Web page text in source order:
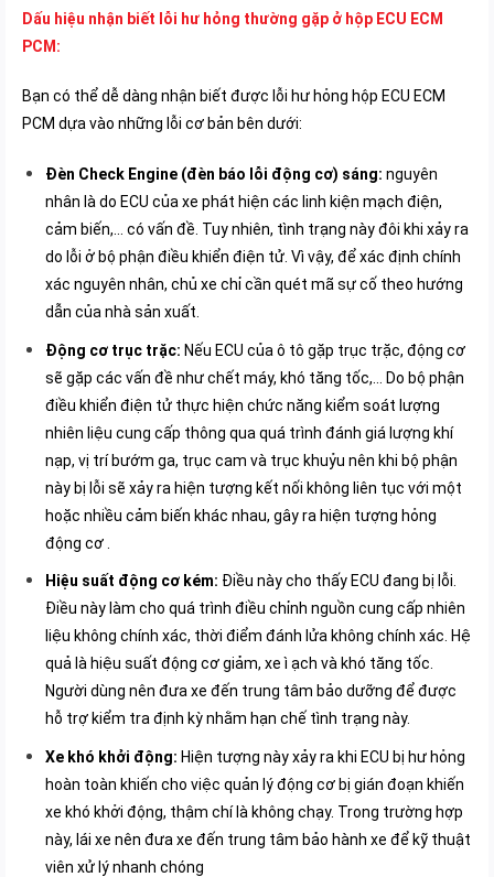
Dấu hiệu nhận biết lỗi hư hỏng thường gặp ở hộp ECU ECM
PCM:
Bạn có thể dễ dàng nhận biết được lỗi hư hỏng hộp ECU ECM
PCM dựa vào những lỗi cơ bản bên dưới:
Đèn Check Engine (đèn báo lỗi động cơ) sáng: nguyên
nhân là do ECU của xe phát hiện các linh kiện mạch điện,
cảm biến,… có vấn đề. Tuy nhiên, tình trạng này đôi khi xảy ra
do lỗi ở bộ phận điều khiển điện tử. Vì vậy, để xác định chính
xác nguyên nhân, chủ xe chỉ cần quét mã sự cố theo hướng
dẫn của nhà sản xuất.
Động cơ trục trặc: Nếu ECU của ô tô gặp trục trặc, động cơ
sẽ gặp các vấn đề như chết máy, khó tăng tốc,… Do bộ phận
điều khiển điện tử thực hiện chức năng kiểm soát lượng
nhiên liệu cung cấp thông qua quá trình đánh giá lượng khí
nạp, vị trí bướm ga, trục cam và trục khuỷu nên khi bộ phận
này bị lỗi sẽ xảy ra hiện tượng kết nối không liên tục với một
hoặc nhiều cảm biến khác nhau, gây ra hiện tượng hỏng
động cơ .
Hiệu suất động cơ kém: Điều này cho thấy ECU đang bị lỗi.
Điều này làm cho quá trình điều chỉnh nguồn cung cấp nhiên
liệu không chính xác, thời điểm đánh lửa không chính xác. Hệ
quả là hiệu suất động cơ giảm, xe ì ạch và khó tăng tốc.
Người dùng nên đưa xe đến trung tâm bảo dưỡng để được
hỗ trợ kiểm tra định kỳ nhằm hạn chế tình trạng này.
Xe khó khởi động: Hiện tượng này xảy ra khi ECU bị hư hỏng
hoàn toàn khiến cho việc quản lý động cơ bị gián đoạn khiến
xe khó khởi động, thậm chí là không chạy. Trong trường hợp
này, lái xe nên đưa xe đến trung tâm bảo hành xe để kỹ thuật
viên xử lý nhanh chóng